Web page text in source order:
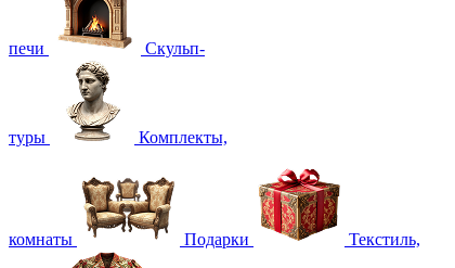
печи Скульп-
туры Комплекты,
комнаты Подарки Текстиль,